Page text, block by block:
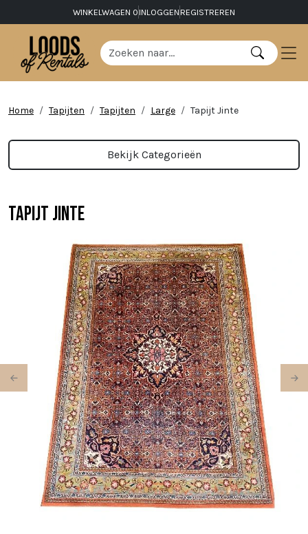
WINKELWAGEN 0 INLOGGEN REGISTREREN
Home Tapijten Tapijten Large Tapijt Jinte
Bekijk Categorieën
Tapijt Jinte
Previous